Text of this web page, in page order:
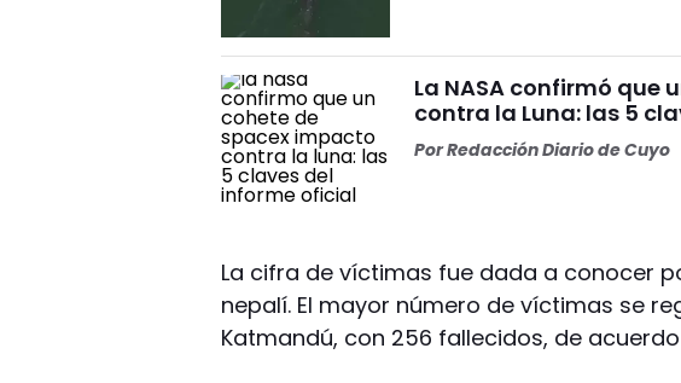
La NASA confirmó que
contra la Luna: las 5
PorRedacción Diario de Cuyo
La cifra de víctimas fue dada a conocer
nepalí. El mayor número de víctimas se
Katmandú, con 256 fallecidos, de